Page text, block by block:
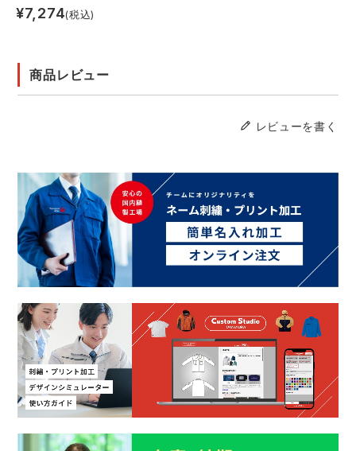
¥7,274(税込)
商品レビュー
レビューを書く